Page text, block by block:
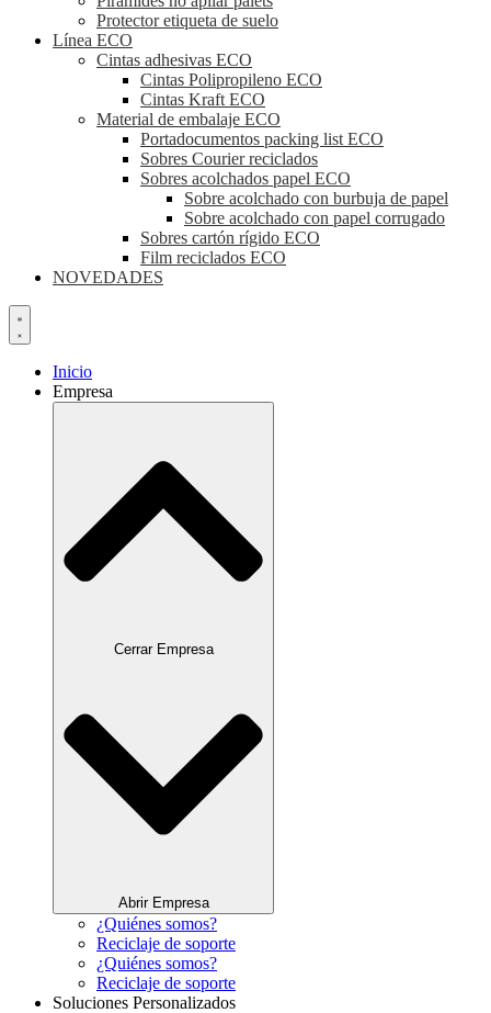
Protector etiqueta de suelo
Línea ECO
Cintas adhesivas ECO
Cintas Polipropileno ECO
Cintas Kraft ECO
Material de embalaje ECO
Portadocumentos packing list ECO
Sobres Courier reciclados
Sobres acolchados papel ECO
Sobre acolchado con burbuja de papel
Sobre acolchado con papel corrugado
Sobres cartón rígido ECO
Film reciclados ECO
NOVEDADES
Inicio
Empresa
Cerrar Empresa
Abrir Empresa
¿Quiénes somos?
Reciclaje de soporte
¿Quiénes somos?
Reciclaje de soporte
Soluciones Personalizados